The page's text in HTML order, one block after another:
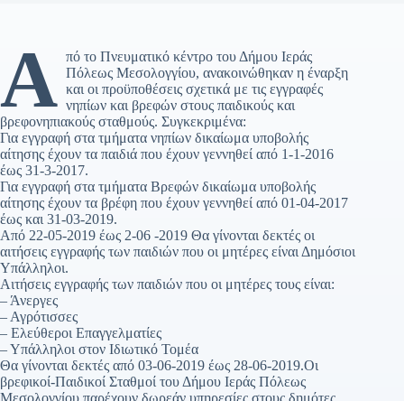
Α πό το Πνευματικό κέντρο του Δήμου Ιεράς
Πόλεως Μεσολογγίου, ανακοινώθηκαν η έναρξη
και οι προϋποθέσεις σχετικά με τις εγγραφές
νηπίων και βρεφών στους παιδικούς και
βρεφονηπιακούς σταθμούς. Συγκεκριμένα:
Για εγγραφή στα τμήματα νηπίων δικαίωμα υποβολής
αίτησης έχουν τα παιδιά που έχουν γεννηθεί από 1-1-2016
έως 31-3-2017.
Για εγγραφή στα τμήματα Βρεφών δικαίωμα υποβολής
αίτησης έχουν τα βρέφη που έχουν γεννηθεί από 01-04-2017
έως και 31-03-2019.
Από 22-05-2019 έως 2-06 -2019 Θα γίνονται δεκτές οι
αιτήσεις εγγραφής των παιδιών που οι μητέρες είναι Δημόσιοι
Υπάλληλοι.
Αιτήσεις εγγραφής των παιδιών που οι μητέρες τους είναι:
– Άνεργες
– Αγρότισσες
– Ελεύθεροι Επαγγελματίες
– Υπάλληλοι στον Ιδιωτικό Τομέα
Θα γίνονται δεκτές από 03-06-2019 έως 28-06-2019.Οι
βρεφικοί-Παιδικοί Σταθμοί του Δήμου Ιεράς Πόλεως
Μεσολογγίου παρέχουν δωρεάν υπηρεσίες στους δημότες